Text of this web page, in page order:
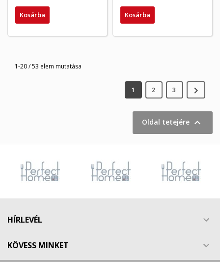
Kosárba Kosárba
1-20 / 53 elem mutatása
1 2 3 
Oldal tetejére 
HÍRLEVÉL 
KÖVESS MINKET 